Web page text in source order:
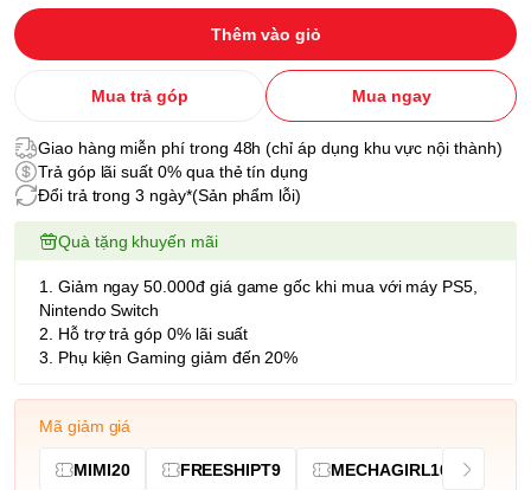
Thêm vào giỏ
Mua trả góp Mua ngay
Giao hàng miễn phí trong 48h (chỉ áp dụng khu vực nội thành)
Trả góp lãi suất 0% qua thẻ tín dụng
Đổi trả trong 3 ngày*(Sản phẩm lỗi)
Quà tặng khuyến mãi
1. Giảm ngay 50.000đ giá game gốc khi mua với máy PS5,
Nintendo Switch
2. Hỗ trợ trả góp 0% lãi suất
3. Phụ kiện Gaming giảm đến 20%
Mã giảm giá
MIMI20 FREESHIPT9 MECHAGIRL10